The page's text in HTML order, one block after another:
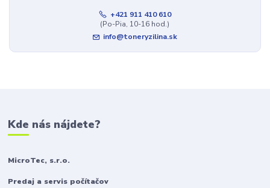
+421 911 410 610
(Po-Pia, 10-16 hod.)
info@toneryzilina.sk
Kde nás nájdete?
MicroTec, s.r.o.
Predaj a servis počítačov